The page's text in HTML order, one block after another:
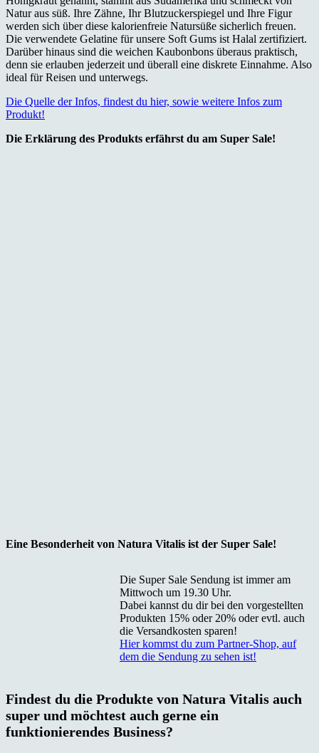
Natur aus süß. Ihre Zähne, Ihr Blutzuckerspiegel und Ihre Figur
werden sich über diese kalorienfreie Natursüße sicherlich freuen.
Die verwendete Gelatine für unsere Soft Gums ist Halal zertifiziert.
Darüber hinaus sind die weichen Kaubonbons überaus praktisch,
denn sie erlauben jederzeit und überall eine diskrete Einnahme. Also
ideal für Reisen und unterwegs.
Die Quelle der Infos, findest du hier, sowie weitere Infos zum
Produkt!
Die Erklärung des Produkts erfährst du am Super Sale!
Eine Besonderheit von Natura Vitalis ist der Super Sale!
Die Super Sale Sendung ist immer am
Mittwoch um 19.30 Uhr.
Dabei kannst du dir bei den vorgestellten
Produkten 15% oder 20% oder evtl. auch
die Versandkosten sparen!
Hier kommst du zum Partner-Shop, auf
dem die Sendung zu sehen ist!
Findest du die Produkte von Natura Vitalis auch
super und möchtest auch gerne ein
funktionierendes Business?